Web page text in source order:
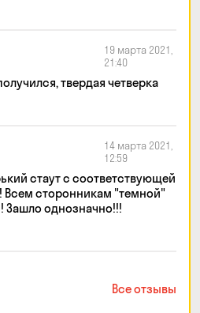
19 марта 2021,
21:40
твердая четверка
14 марта 2021,
12:59
стаут с соответствующей
Всем сторонникам "темной"
однозначно!!!
Все отзывы